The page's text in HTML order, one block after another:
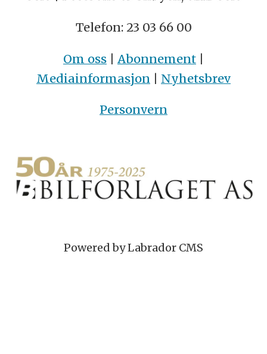
Telefon: 23 03 66 00
Om oss | Abonnement |
Mediainformasjon | Nyhetsbrev
Personvern
Powered by Labrador CMS